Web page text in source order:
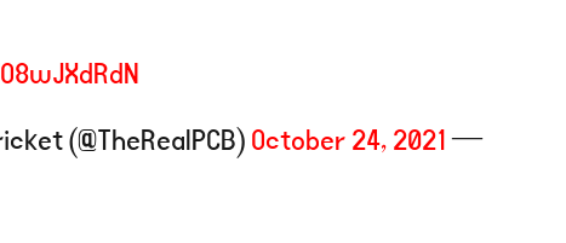
— Pakistan Cricket (@TheRealPCB)
October 24, 2021